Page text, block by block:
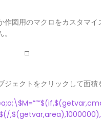
図用のマクロをカスタマイ
□
ェクトをクリックして面積